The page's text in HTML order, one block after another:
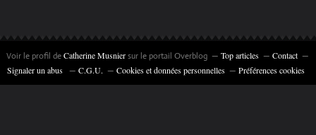
Voir le profil deCatherine Musniersur le portail Overblog Top articles
Contact
Signaler un abus
C.G.U. Cookies et données personnelles Préférences cookies